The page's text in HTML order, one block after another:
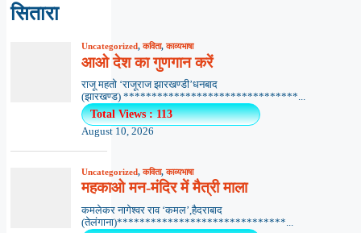
सितारा
Uncategorized,कविता,काव्यभाषा
आओ देश का गुणगान करें
राजू महतो ‘राजूराज झारखण्डी’धनबाद
(झारखण्ड) *******************************...
Total Views : 113
August 10, 2026
Uncategorized,कविता,काव्यभाषा
महकाओ मन-मंदिर में मैत्री माला
कमलेकर नागेश्वर राव ‘कमल’,हैदराबाद
(तेलंगाना)******************************...